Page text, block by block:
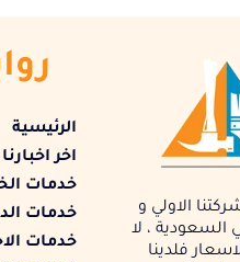
الاولي و
السعودية ، لا
فلدينا
الرئيسية
اخر اخبارنا
خدمات
خدمات
خدمات